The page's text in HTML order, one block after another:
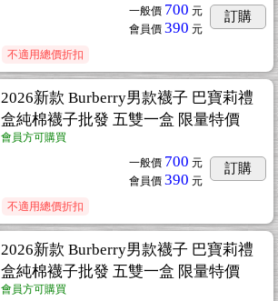
一般價 700 元
會員價 390 元
訂購
不適用總價折扣
2026新款 Burberry男款襪子 巴寶莉禮
盒純棉襪子批發 五雙一盒 限量特價
會員方可購買
一般價 700 元
會員價 390 元
訂購
不適用總價折扣
2026新款 Burberry男款襪子 巴寶莉禮
盒純棉襪子批發 五雙一盒 限量特價
會員方可購買